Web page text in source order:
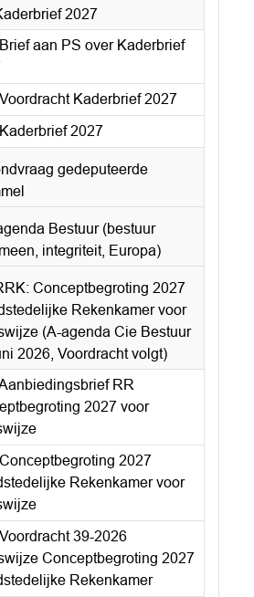
2027
Brief aan PS over Kaderbrief
Voordracht Kaderbrief 2027
Kaderbrief 2027
gedeputeerde
Bestuur (bestuur
integriteit, Europa)
Conceptbegroting 2027
Rekenkamer voor
(A-agenda Cie Bestuur
2026, Voordracht volgt)
RR
2027 voor
Conceptbegroting 2027
Rekenkamer voor
Voordracht 39-2026
Conceptbegroting 2027
Rekenkamer